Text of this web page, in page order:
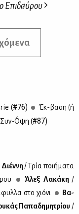
Επιδαύρου
(#76)
Έκ-βα­ση (ή
Συν-Óψη (#87)
/ Τρία ποι­ή­μα­τα
Άλεξ Λα­κά­κη /
στο χιό­νι
Βα­
Πα­πα­δη­μη­τρί­ου /